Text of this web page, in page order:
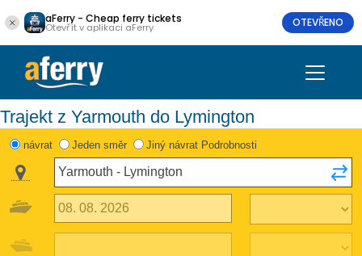
aFerry - Cheap ferry tickets
Otevřít v aplikaci aFerry OTEVŘENO
Trajekt z Yarmouth do Lymington
návrat Jeden směr Jiný návrat Podrobnosti